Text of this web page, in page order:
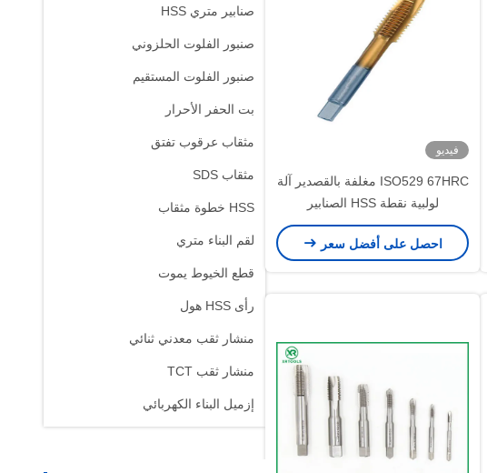
صنابير متري HSS
صنبور الفلوت الحلزوني
صنبور الفلوت المستقيم
بت الحفر الأحرار
مثقاب عرقوب تفتق
مثقاب SDS
HSS خطوة مثقاب
لقم البناء متري
قطع الخيوط يموت
رأى HSS هول
منشار ثقب معدني ثنائي
منشار ثقب TCT
إزميل البناء الكهربائي
فيديو
ISO529 67HRC مغلفة بالقصدير آلة
لولبية نقطة HSS الصنابير
احصل على أفضل سعر